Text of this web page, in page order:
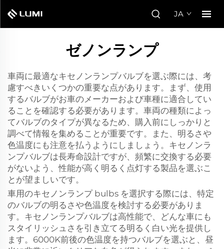
JA
ゼノンランプ
車両に最適なキセノンランプバルブを選ぶ際には、考
慮すべきいくつかの重要な点があります。まず、使用
するバルブがお車のメーカーおよび車種に適合してい
ることを確認する必要があります。車両の種類によっ
てバルブのタイプが異なるため、購入前にしっかりと
調べて情報を集めることが重要です。また、明るさや
色温度にも注意を払うようにしましょう。キセノンラ
ンプバルブは長寿命設計ですが、頻繁に交換する必要
がないよう、性能が高く明るく点灯する製品を選ぶこ
とが望ましいです。
車用のキセノンランプ bulbs を選択する際には、特定
のバルブの明るさや色温度を検討する必要がありま
す。キセノンランプバルブは高性能で、どんな車にも
スタイリッシュさを引き立てる明るく白い光を提供し
ます。6000K前後の色温度を持つバルブを選ぶと、昼